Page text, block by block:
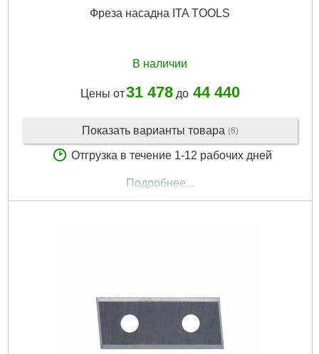
Фреза насадна ITA TOOLS
В наличии
Цены от31 478до 44 440
Показать варианты товара (6)
Отгрузка в течение 1-12 рабочих дней
Подробнее...